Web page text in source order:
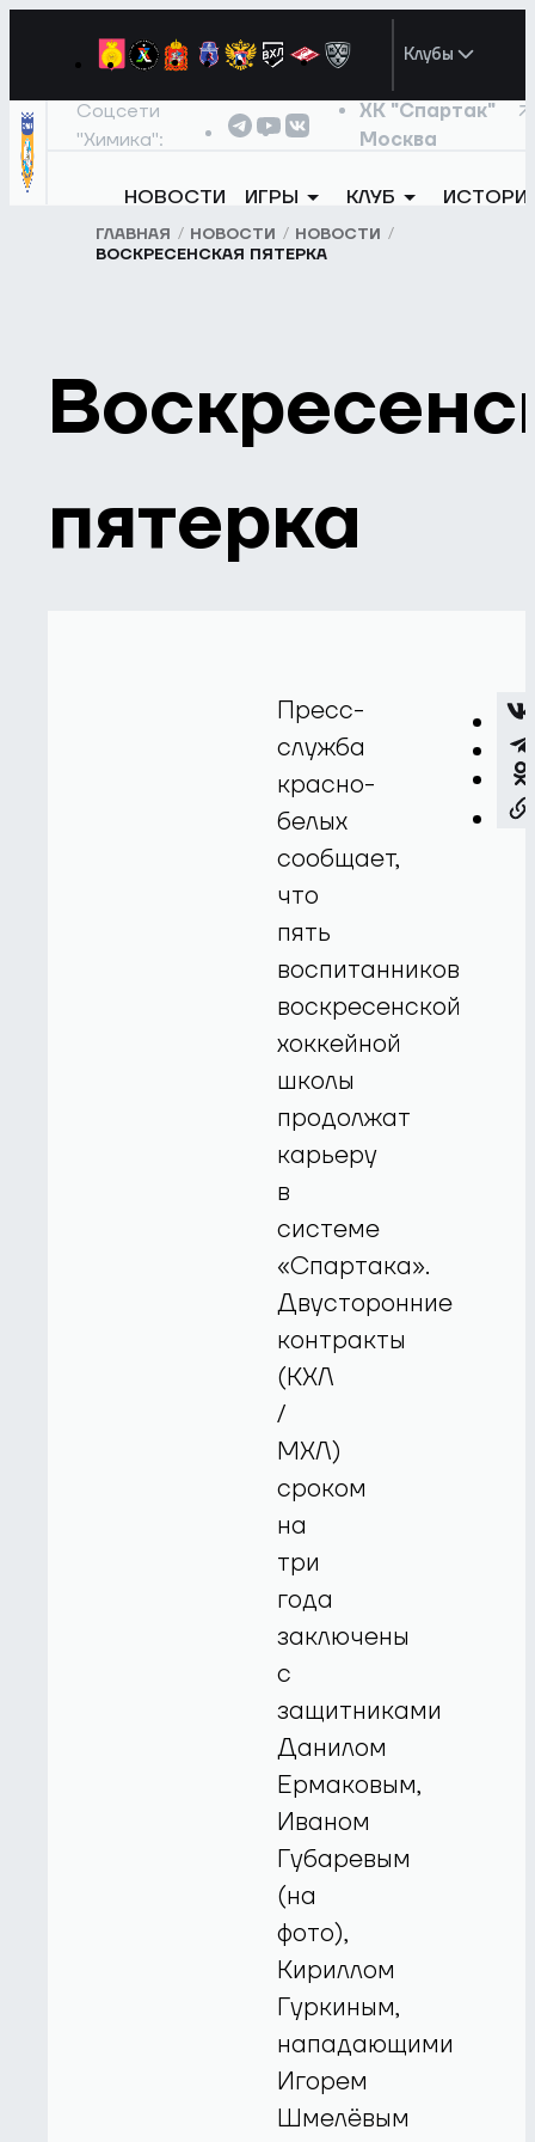
Клубы
Соцсети
"Химика":
ХК "Спартак"
Москва
НОВОСТИ ИГРЫ КЛУБ
ГЛАВНАЯ НОВОСТИ
НОВОСТИ
ВОСКРЕСЕНСКАЯ ПЯТЕРКА
пятерка
Пресс-
служба
красно-
белых
сообщает,
что
пять
воспитанников
воскресенской
хоккейной
школы
продолжат
карьеру
в
системе
«Спартака».
Двусторонние
контракты
(КХЛ
/
МХЛ)
сроком
на
три
года
заключены
с
защитниками
Данилом
Ермаковым,
Иваном
Губаревым
(на
фото),
Кириллом
Гуркиным,
нападающими
Игорем
Шмелёвым